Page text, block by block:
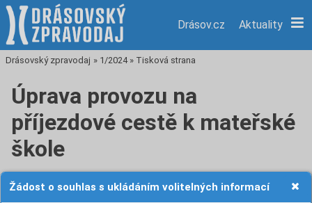
Žádost o souhlas s ukládáním volitelných informací
Drásov.cz Aktuality
Drásovský zpravodaj » 1/2024 » Tisková strana
Úprava provozu na
příjezdové cestě k mateřské
škole
Některé maminky vodící své děti do naší mateřské školy
vznesly požadavek na zbudování chodníku směrem ke